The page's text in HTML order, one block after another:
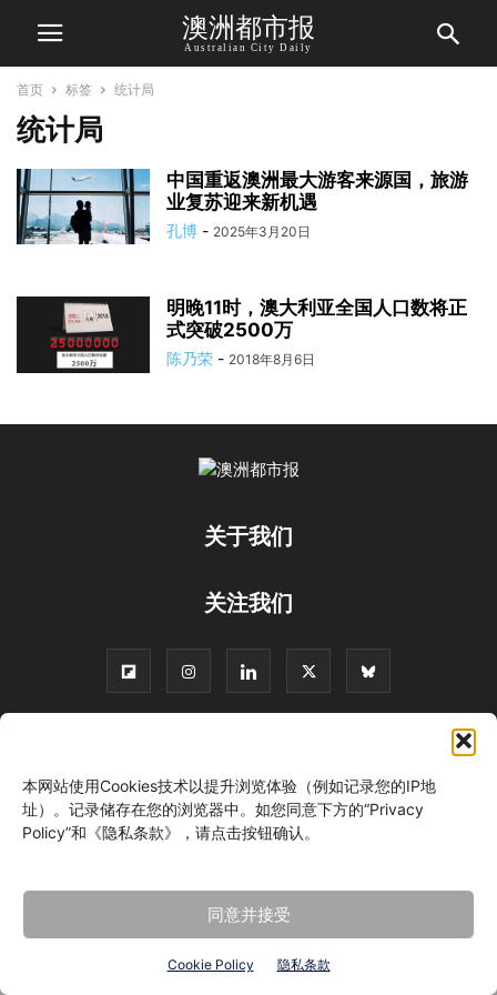
本网站使用Cookies技术以提升浏览体验（例如记录您的IP地
址）。记录储存在您的浏览器中。如您同意下方的“Privacy
Policy”和《隐私条款》，请点击按钮确认。
同意并接受
Cookie Policy 隐私条款
澳洲都市报
Australian City Daily
首页 标签 统计局
统计局
中国重返澳洲最大游客来源国，旅游
业复苏迎来新机遇
孔博 - 2025年3月20日
明晚11时，澳大利亚全国人口数将正
式突破2500万
陈乃荣 - 2018年8月6日
关于我们
关注我们